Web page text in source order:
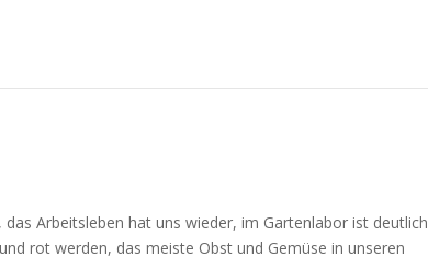
Arbeitsleben hat uns wieder, im Gartenlabor ist deutlich
rot werden, das meiste Obst und Gemüse in unseren